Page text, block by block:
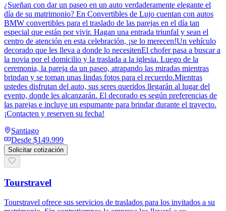
¿Sueñan con dar un paseo en un auto verdaderamente elegante el
día de su matrimonio? En Convertibles de Lujo cuentan con autos
BMW convertibles para el traslado de las parejas en el día tan
especial que están por vivir. Hagan una entrada triunfal y sean el
centro de atención en esta celebración, ¡se lo merecen!Un vehículo
decorado que les lleva a donde lo necesitenEl chofer pasa a buscar a
la novia por el domicilio y la traslada a la iglesia. Luego de la
ceremonia, la pareja da un paseo, atrapando las miradas mientras
brindan y se toman unas lindas fotos para el recuerdo.Mientras
ustedes disfrutan del auto, sus seres queridos llegarán al lugar del
evento, donde les alcanzarán. El decorado es según preferencias de
las parejas e incluye un espumante para brindar durante el trayecto.
¡Contacten y reserven su fecha!
Santiago
Desde $149.999
Solicitar cotización
Tourstravel
Tourstravel ofrece sus servicios de traslados para los invitados a su